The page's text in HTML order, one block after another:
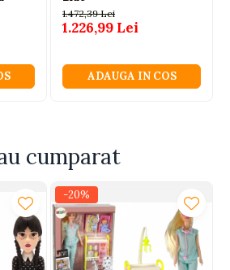
– ideal pentru cadou
motricitatii si scenarii de
1.472,39 Lei
1.226,99 Lei
ADAUGA IN COS
cumparat
-20%